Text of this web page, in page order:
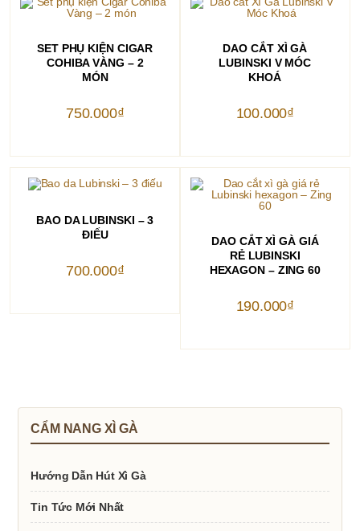
THÊM VÀO GIỎ HÀNG
SET PHỤ KIỆN CIGAR
COHIBA VÀNG – 2
MÓN
750.000₫
THÊM VÀO GIỎ HÀNG
DAO CẮT XÌ GÀ
LUBINSKI V MÓC
KHOÁ
100.000₫
này
có
thể.
có
BAO DA LUBINSKI – 3
ĐIẾU
700.000₫
THÊM VÀO GIỎ HÀNG
DAO CẮT XÌ GÀ GIÁ
RẺ LUBINSKI
HEXAGON – ZING 60
190.000₫
CẨM NANG XÌ GÀ
Hướng Dẫn Hút Xì Gà
Tin Tức Mới Nhất